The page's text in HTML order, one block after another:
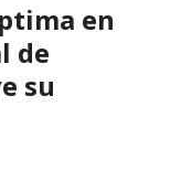
en
de
su